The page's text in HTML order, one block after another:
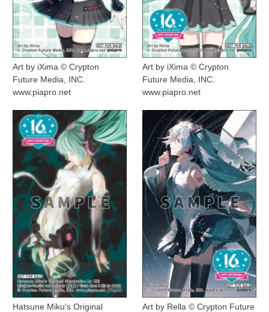
Art by iXima © Crypton
Future Media, INC.
www.piapro.net
Art by iXima © Crypton
Future Media, INC.
www.piapro.net
Hatsune Miku's Original Art by Rella © Crypton Future